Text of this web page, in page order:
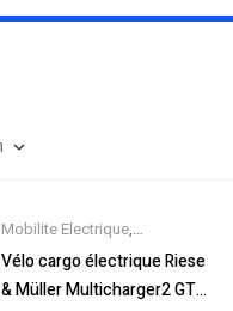
Mobilite Electrique,
Nouveautes,Promos &
Soldes,Tricycles & Cargos,
Vélo cargo électrique Riese
& Müller Multicharger2 GT